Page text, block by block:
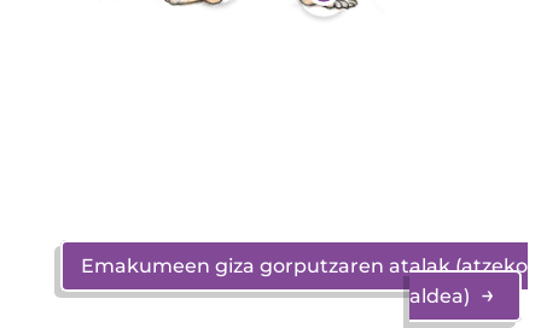
Emakumeen giza gorputzaren atalak (atzeko
aldea) →